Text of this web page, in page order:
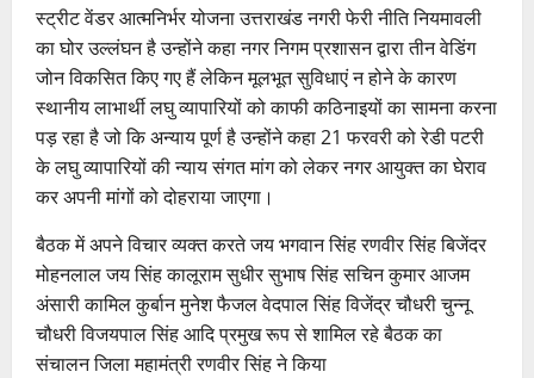
स्ट्रीट वेंडर आत्मनिर्भर योजना उत्तराखंड नगरी फेरी नीति नियमावली
का घोर उल्लंघन है उन्होंने कहा नगर निगम प्रशासन द्वारा तीन वेडिंग
जोन विकसित किए गए हैं लेकिन मूलभूत सुविधाएं न होने के कारण
स्थानीय लाभार्थी लघु व्यापारियों को काफी कठिनाइयों का सामना करना
पड़ रहा है जो कि अन्याय पूर्ण है उन्होंने कहा 21 फरवरी को रेडी पटरी
के लघु व्यापारियों की न्याय संगत मांग को लेकर नगर आयुक्त का घेराव
कर अपनी मांगों को दोहराया जाएगा।
बैठक में अपने विचार व्यक्त करते जय भगवान सिंह रणवीर सिंह बिजेंदर
मोहनलाल जय सिंह कालूराम सुधीर सुभाष सिंह सचिन कुमार आजम
अंसारी कामिल कुर्बान मुनेश फैजल वेदपाल सिंह विजेंद्र चौधरी चुन्नू
चौधरी विजयपाल सिंह आदि प्रमुख रूप से शामिल रहे बैठक का
संचालन जिला महामंत्री रणवीर सिंह ने किया